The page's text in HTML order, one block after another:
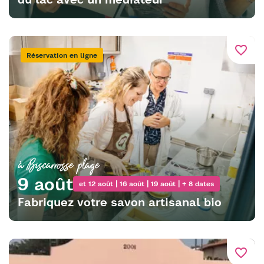
favorite_border
Réservation en ligne
à Biscarrosse plage
9 août et 12 août | 16 août | 19 août | + 8 dates
Fabriquez votre savon artisanal bio
favorite_border